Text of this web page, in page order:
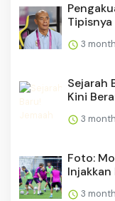
Tipisnya
3
Sejarah
Kini
3
Foto:
Injakkan
3